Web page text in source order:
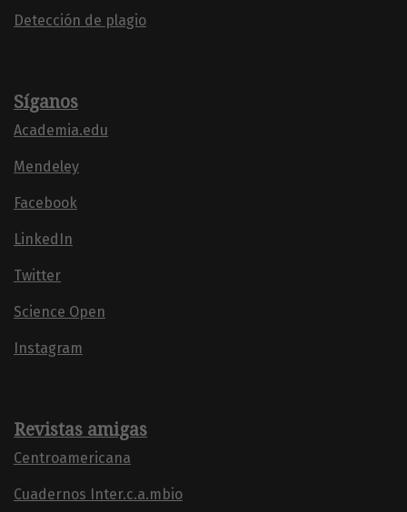
Detección de plagio
Síganos
Academia.edu
Mendeley
Facebook
LinkedIn
Twitter
Science Open
Instagram
Revistas amigas
Centroamericana
Cuadernos Inter.c.a.mbio